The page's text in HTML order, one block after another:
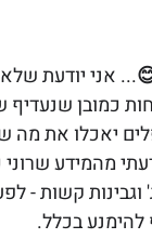
... אני יודעת
כמובן
יאכלו את מה
מהמידע
קשות -
להימנע בכלל.